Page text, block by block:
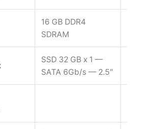
16 GB DDR4
SDRAM
SSD 32 GB x 1 —
SATA 6Gb/s — 2.5″